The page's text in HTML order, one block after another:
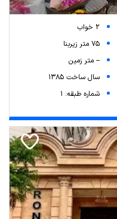
2 خواب
75 متر زیربنا
-- متر زمین
سال ساخت 1385
شماره طبقه: 1